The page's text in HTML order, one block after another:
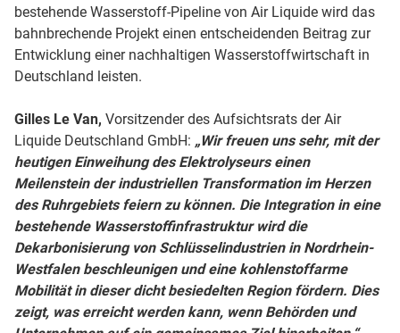
bestehende Wasserstoff-Pipeline von Air Liquide wird das
bahnbrechende Projekt einen entscheidenden Beitrag zur
Entwicklung einer nachhaltigen Wasserstoffwirtschaft in
Deutschland leisten.
Gilles Le Van, Vorsitzender des Aufsichtsrats der Air
Liquide Deutschland GmbH: „Wir freuen uns sehr, mit der
heutigen Einweihung des Elektrolyseurs einen
Meilenstein der industriellen Transformation im Herzen
des Ruhrgebiets feiern zu können. Die Integration in eine
bestehende Wasserstoffinfrastruktur wird die
Dekarbonisierung von Schlüsselindustrien in Nordrhein-
Westfalen beschleunigen und eine kohlenstoffarme
Mobilität in dieser dicht besiedelten Region fördern. Dies
zeigt, was erreicht werden kann, wenn Behörden und